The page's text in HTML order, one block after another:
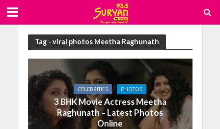
Tag - viral photos Meetha Raghunath
CELEBRITIES PHOTOS
3 BHK Movie Actress Meetha
Raghunath – Latest Photos
Online